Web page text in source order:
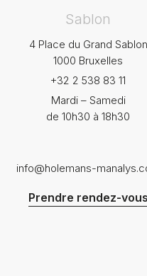
Sablon
4 Place du Grand Sablon
1000 Bruxelles
+32 2 538 83 11
Mardi – Samedi
de 10h30 à 18h30
info@holemans-
Prendre rendez-vous